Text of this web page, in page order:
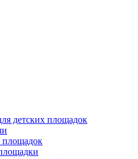
детских площадок
площадок